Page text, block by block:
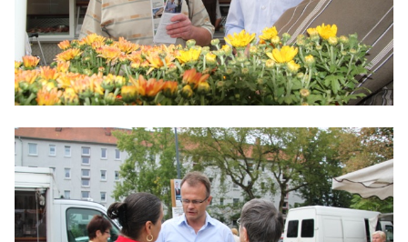
IM EUROPÄISCHEN PARLAMENT
NEWSLETTER ABONNIEREN
BILDER
WICHTIGE BESCHLÜSSE DER CDU BRANDENBURG
75 JAHRE CDU BRANDENBURG
PRESSE